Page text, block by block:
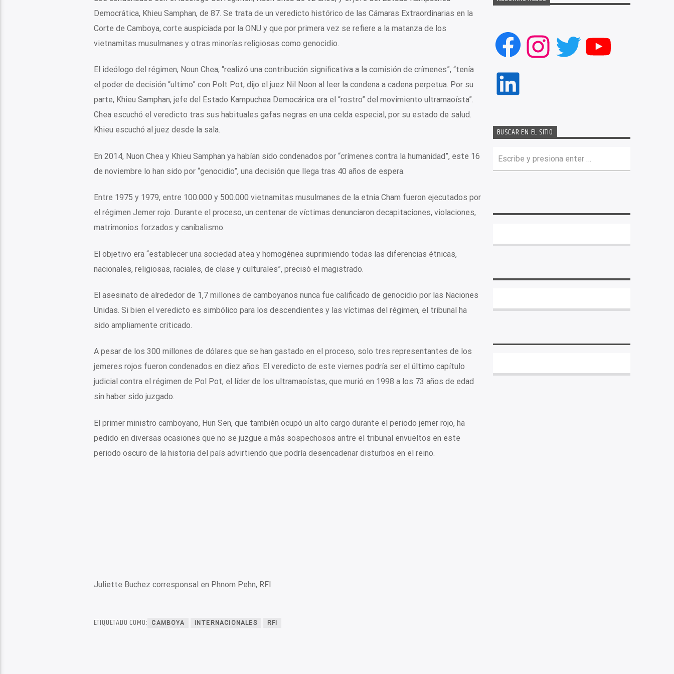
Democrática, Khieu Samphan, de 87. Se trata de un veredicto histórico de las Cámaras Extraordinarias en la
Corte de Camboya, corte auspiciada por la ONU y que por primera vez se refiere a la matanza de los
vietnamitas musulmanes y otras minorías religiosas como genocidio.
El ideólogo del régimen, Noun Chea, “realizó una contribución significativa a la comisión de crímenes”, “tenía
el poder de decisión “ultimo” con Polt Pot, dijo el juez Nil Noon al leer la condena a cadena perpetua. Por su
parte, Khieu Samphan, jefe del Estado Kampuchea Democárica era el “rostro” del movimiento ultramaoísta”.
Chea escuchó el veredicto tras sus habituales gafas negras en una celda especial, por su estado de salud.
Khieu escuchó al juez desde la sala.
En 2014, Nuon Chea y Khieu Samphan ya habían sido condenados por “crímenes contra la humanidad”, este 16
de noviembre lo han sido por “genocidio”, una decisión que llega tras 40 años de espera.
Entre 1975 y 1979, entre 100.000 y 500.000 vietnamitas musulmanes de la etnia Cham fueron ejecutados por
el régimen Jemer rojo. Durante el proceso, un centenar de víctimas denunciaron decapitaciones, violaciones,
matrimonios forzados y canibalismo.
El objetivo era “establecer una sociedad atea y homogénea suprimiendo todas las diferencias étnicas,
nacionales, religiosas, raciales, de clase y culturales”, precisó el magistrado.
El asesinato de alrededor de 1,7 millones de camboyanos nunca fue calificado de genocidio por las Naciones
Unidas. Si bien el veredicto es simbólico para los descendientes y las víctimas del régimen, el tribunal ha
sido ampliamente criticado.
A pesar de los 300 millones de dólares que se han gastado en el proceso, solo tres representantes de los
jemeres rojos fueron condenados en diez años. El veredicto de este viernes podría ser el último capítulo
judicial contra el régimen de Pol Pot, el líder de los ultramaoístas, que murió en 1998 a los 73 años de edad
sin haber sido juzgado.
El primer ministro camboyano, Hun Sen, que también ocupó un alto cargo durante el periodo jemer rojo, ha
pedido en diversas ocasiones que no se juzgue a más sospechosos antre el tribunal envueltos en este
periodo oscuro de la historia del país advirtiendo que podría desencadenar disturbos en el reino.
Juliette Buchez corresponsal en Phnom Pehn, RFI
ETIQUETADO COMO: CAMBOYA INTERNACIONALES RFI
Facebook
Instagram
Twitter
LinkedIn
BUSCAR EN EL SITIO